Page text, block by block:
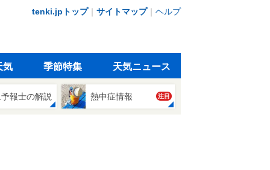
tenki.jpトップ｜ サイトマップ｜ ヘルプ
気 季節特集 天気ニュース
報士の解説 熱中症情報 注目